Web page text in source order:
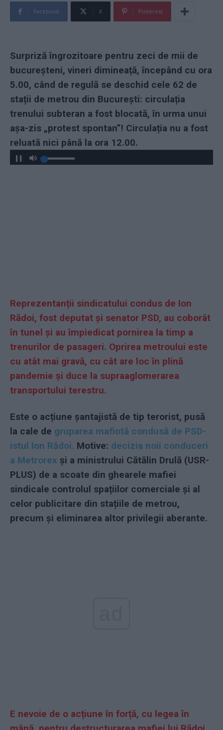
Facebook X Pinterest
Surpriză îngrozitoare pentru zeci de mii de
bucureșteni, vineri dimineață, începând cu ora
5.00, când de regulă se deschid cele 62 de
stații de metrou din București: circulația
trenului subteran a fost blocată, în urma unui
așa-zis „protest spontan”! Circulația nu a fost
reluată nici până la ora 12.00.
Reprezentanții sindicatului condus de Ion
Rădoi, fost deputat și senator PSD, au coborât
în tunel și au împiedicat pornirea la timp a
trenurilor de pasageri. Oprirea metroului este
cu atât mai gravă, cu cât are loc în plină
pandemie și duce la supraaglomerarea
transportului terestru.
Este o acțiune șantajistă de tip terorist, pusă
la cale de gruparea mafiotă condusă de PSD-
istul Ion Rădoi. Motive: decizia noii conduceri
a Metrorex și a ministrului Cătălin Drulă (USR-
PLUS) de a scoate din ghearele mafiei
sindicale controlul spațiilor comerciale și al
celor publicitare din stațiile de metrou,
precum și eliminarea altor privilegii aberante.
E nevoie de o acțiune în forță, cu legea în